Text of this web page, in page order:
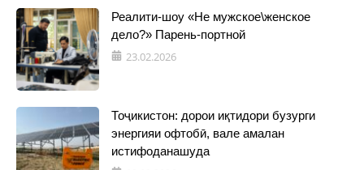
Реалити-шоу «Не мужское\женское
дело?» Парень-портной
23.02.2026
Тоҷикистон: дорои иқтидори бузурги
энергияи офтобӣ, вале амалан
истифоданашуда